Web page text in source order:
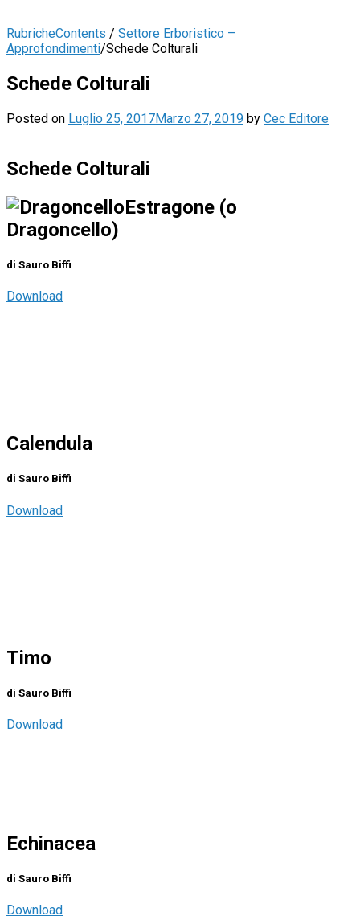
RubricheContents / Settore Erboristico –
Approfondimenti/Schede Colturali
Schede Colturali
Posted on Luglio 25, 2017Marzo 27, 2019 by Cec Editore
Schede Colturali
Estragone (o
Dragoncello)
di Sauro Biffi
Download
Calendula
di Sauro Biffi
Download
Timo
di Sauro Biffi
Download
Echinacea
di Sauro Biffi
Download